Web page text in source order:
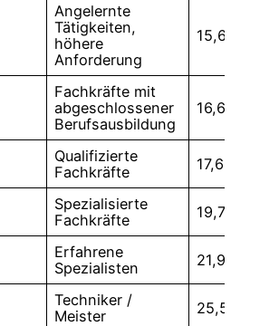
Angelernte
Tätigkeiten,
höhere
Anforderung
15,69 €
Fachkräfte mit
abgeschlossener
Berufsausbildung
16,69 €
Qualifizierte
Fachkräfte
17,65 €
Spezialisierte
Fachkräfte
19,78 €
Erfahrene
Spezialisten
21,97 €
Techniker /
Meister
25,56 €